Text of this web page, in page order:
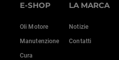
E-SHOP
Oli Motore
Manutenzione
Cura
LA MARCA
Notizie
Contatti